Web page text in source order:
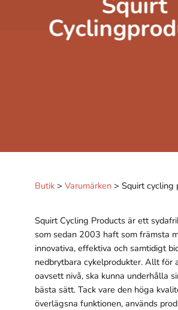
Butik > Varumärken > Squirt cycling
Squirt Cycling Products är ett
som sedan 2003 haft som främsta
innovativa, effektiva och samtidigt
nedbrytbara cykelprodukter. Allt för
oavsett nivå, ska kunna underhålla
bästa sätt. Tack vare den höga
överlägsna funktionen, används
Nödvändiga
välja bort.
för att
hemsidan
över huvud
taget ska
fungera.
Statistik